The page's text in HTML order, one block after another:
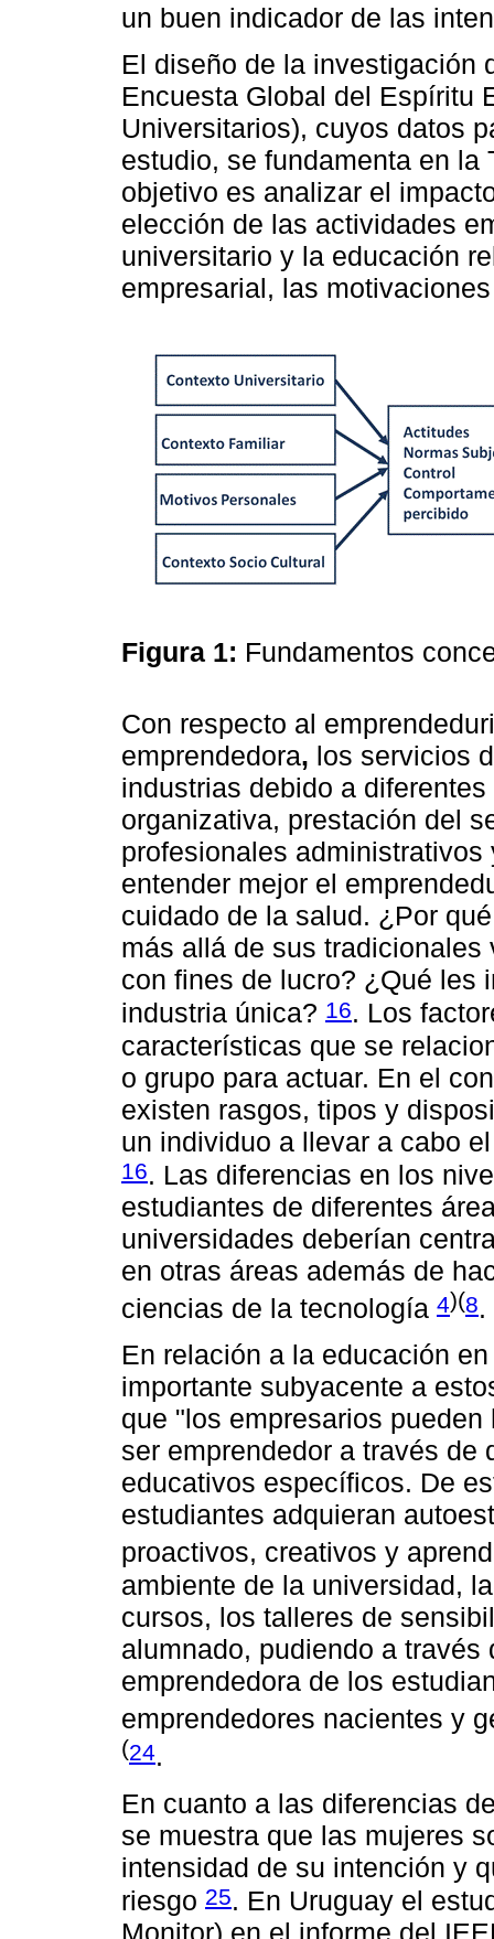
un buen indicador de las
El diseño de la investigación
Encuesta Global del Espíritu
Universitarios), cuyos datos
estudio, se fundamenta en
objetivo es analizar el
elección de las actividades
universitario y la educación
empresarial, las
Figura 1: Fundamentos
Con respecto al
emprendedora, los servicios
industrias debido a
organizativa, prestación del
profesionales
entender mejor el
cuidado de la salud. ¿Por
más allá de sus
con fines de lucro? ¿Qué les
industria única? 16. Los
características que se
o grupo para actuar. En el
existen rasgos, tipos y
un individuo a llevar a cabo
16. Las diferencias en los
estudiantes de diferentes
universidades deberían
en otras áreas además de
ciencias de la tecnología 4)(8.
En relación a la educación
importante subyacente a
que "los empresarios
ser emprendedor a través
educativos específicos. De
estudiantes adquieran
proactivos, creativos y
ambiente de la universidad,
cursos, los talleres de
alumnado, pudiendo a
emprendedora de los
emprendedores nacientes y
(24.
En cuanto a las diferencias
se muestra que las mujeres
intensidad de su intención y
riesgo 25. En Uruguay el
Monitor) en el informe del